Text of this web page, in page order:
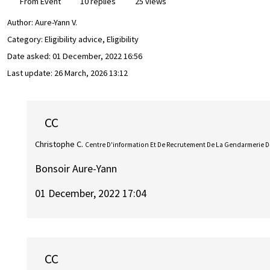
Author: Aure-Yann V.
Category: Eligibility advice, Eligibility
Date asked: 01 December, 2022 16:56
Last update: 26 March, 2026 13:12
CC
Christophe C. Centre D'information Et De Recrutement De La Gendarmerie
Bonsoir Aure-Yann
01 December, 2022 17:04
CC